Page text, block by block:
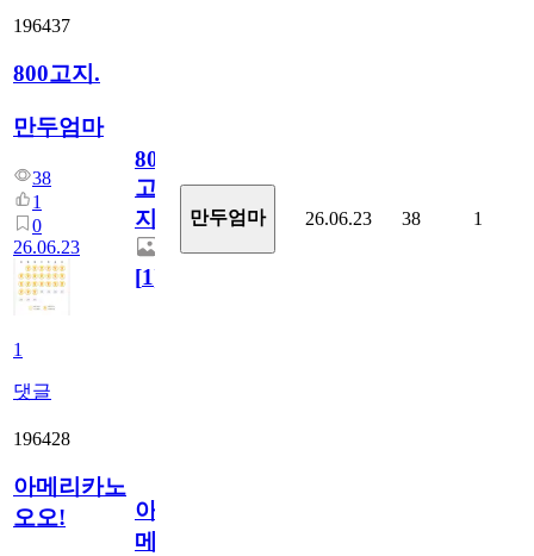
196437
800고지.
만두엄마
38
1
0
26.06.23
1
댓글
800
고
지.
[1]
만두엄마 26.06.23 38 1
196428
아메리카노
오오!
아
메